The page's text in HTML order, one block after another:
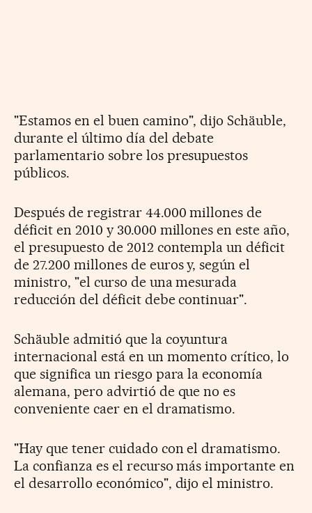
"Estamos en el buen camino", dijo Schäuble,
durante el último día del debate
parlamentario sobre los presupuestos
públicos.
Después de registrar 44.000 millones de
déficit en 2010 y 30.000 millones en este año,
el presupuesto de 2012 contempla un déficit
de 27.200 millones de euros y, según el
ministro, "el curso de una mesurada
reducción del déficit debe continuar".
Schäuble admitió que la coyuntura
internacional está en un momento crítico, lo
que significa un riesgo para la economía
alemana, pero advirtió de que no es
conveniente caer en el dramatismo.
"Hay que tener cuidado con el dramatismo.
La confianza es el recurso más importante en
el desarrollo económico", dijo el ministro.